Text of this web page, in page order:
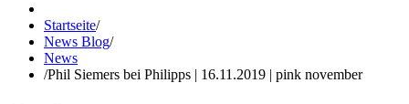
Startseite/
News Blog/
News
/Phil Siemers bei Philipps | 16.11.2019 | pink november